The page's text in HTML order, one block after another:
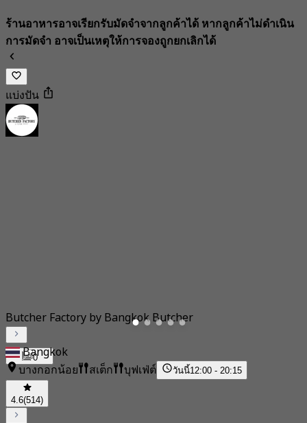
ร้านอาหารอาจเรียกรับมัดจำจากลูกค้าได้ หากลูกค้าไม่ดำเนิน
การมัดจำ อาจเป็นเหตุให้การจองถูกยกเลิกได้
แบ่งปัน
0
Butcher Factory by Bangkok Butcher
Bangkok
บางกอกน้อย
สเต็ก บุฟเฟ่ต์ วันนี้12:00 - 20:15
4.6(514)